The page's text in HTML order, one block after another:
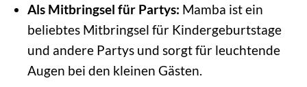
Als Mitbringsel für Partys: Mamba ist ein
beliebtes Mitbringsel für Kindergeburtstage
und andere Partys und sorgt für leuchtende
Augen bei den kleinen Gästen.